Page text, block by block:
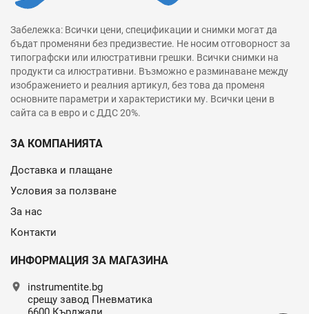
Забележка: Всички цени, спецификации и снимки могат да
бъдат променяни без предизвестие. Не носим отговорност за
типографски или илюстративни грешки. Всички снимки на
продукти са илюстративни. Възможно е разминаване между
изображението и реалния артикул, без това да променя
основните параметри и характеристики му. Всички цени в
сайта са в евро и с ДДС 20%.
ЗА КОМПАНИЯТА
Доставка и плащане
Условия за ползване
За нас
Контакти
ИНФОРМАЦИЯ ЗА МАГАЗИНА
location_on
instrumentite.bg
срещу завод Пневматика